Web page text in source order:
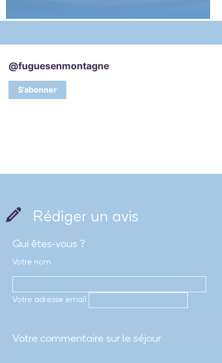
Rédiger un avis
Qui êtes-vous ?
Votre nom
Votre adresse email
Votre commentaire sur le séjour